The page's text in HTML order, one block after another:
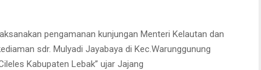
pengamanan kunjungan Menteri Kelautan dan
sdr. Mulyadi Jayabaya di Kec.Warunggunung
Kabupaten Lebak” ujar Jajang